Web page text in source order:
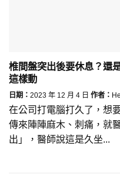
椎間盤突出後要休息？還
這樣動
日期： 2023 年 12 月 4 日 作者：
在公司打電腦打久了，想
傳來陣陣麻木、刺痛，就
出」，醫師說這是久坐...